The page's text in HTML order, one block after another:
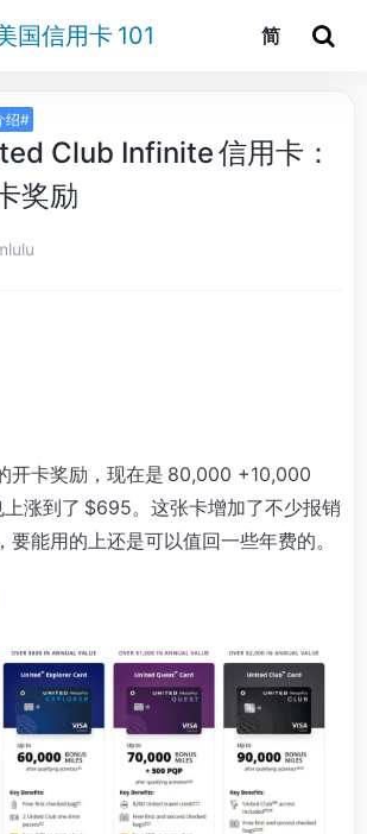
国信用卡 101 简
绍#
Club Infinite 信用卡：
奖励
开卡奖励，现在是 80,000 +10,000
涨到了 $695。这张卡增加了不少报销
要能用的上还是可以值回一些年费的。